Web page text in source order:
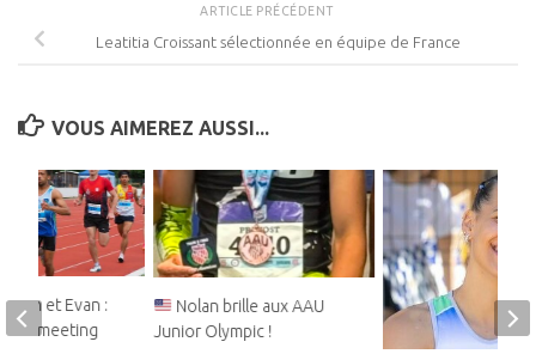
ARTICLE PRÉCÉDENT
Leatitia Croissant sélectionnée en équipe de France
VOUS AIMEREZ AUSSI...
Nolan brille aux AAU
Junior Olympic !
et Evan :
au meeting